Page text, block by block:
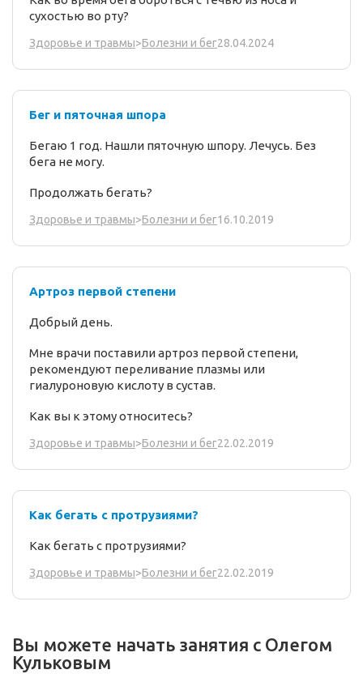
сухостью во рту?
Здоровье и травмы>Болезни и бег28.04.2024
Бег и пяточная шпора
Бегаю 1 год. Нашли пяточную шпору. Лечусь. Без
бега не могу.
Продолжать бегать?
Здоровье и травмы>Болезни и бег16.10.2019
Артроз первой степени
Добрый день.
Мне врачи поставили артроз первой степени,
рекомендуют переливание плазмы или
гиалуроновую кислоту в сустав.
Как вы к этому относитесь?
Здоровье и травмы>Болезни и бег22.02.2019
Как бегать с протрузиями?
Как бегать с протрузиями?
Здоровье и травмы>Болезни и бег22.02.2019
Вы можете начать занятия с Олегом
Кульковым